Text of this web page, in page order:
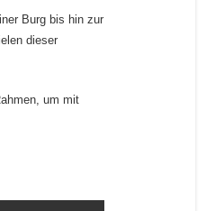
Burg bis hin zur
dieser
um mit